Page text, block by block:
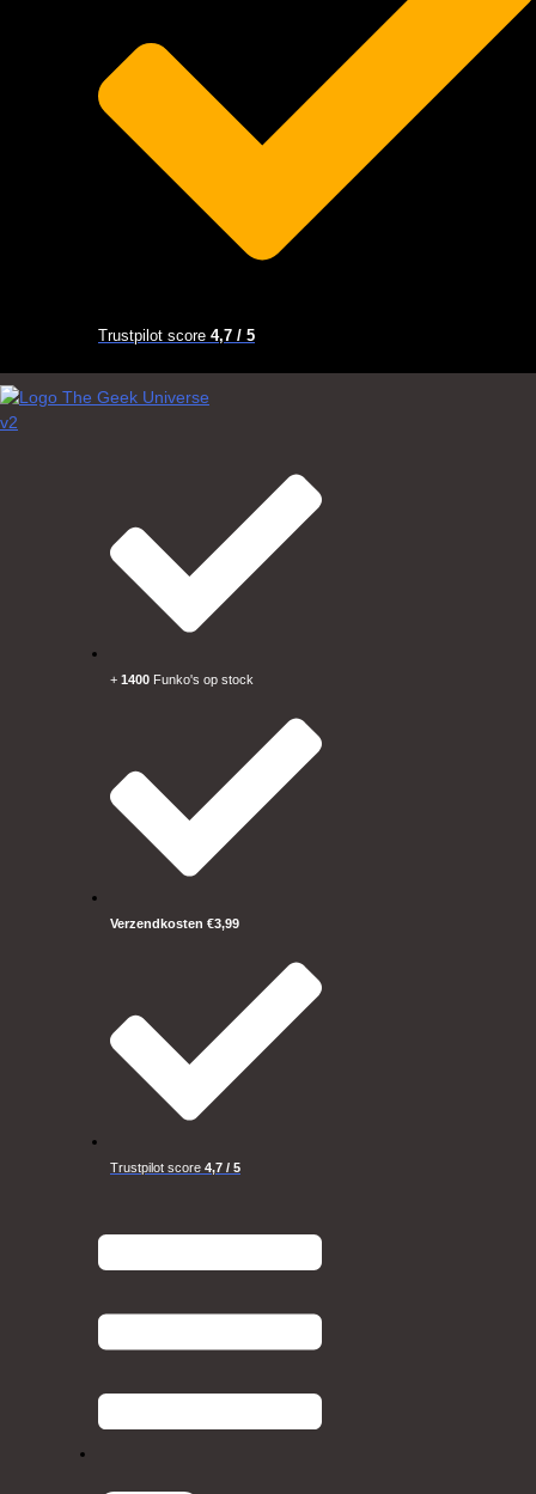
Trustpilot score 4,7 / 5
+ 1400 Funko's op stock
Verzendkosten €3,99
Trustpilot score 4,7 / 5